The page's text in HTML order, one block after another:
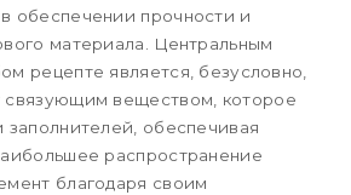
обеспечении прочности и
материала. Центральным
рецепте является, безусловно,
связующим веществом, которое
заполнителей, обеспечивая
распространение
благодаря своим